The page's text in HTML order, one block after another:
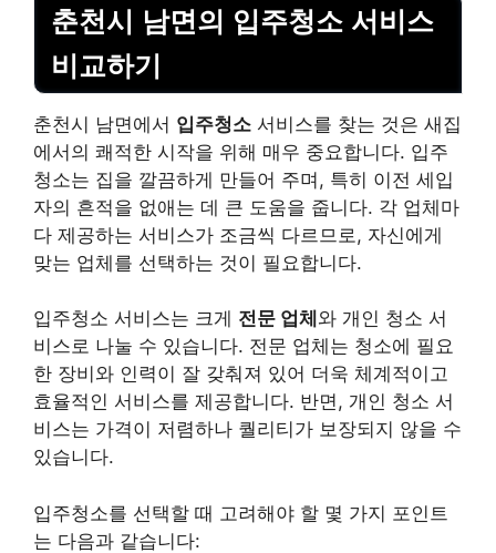
춘천시 남면의 입주청소 서비스
비교하기
춘천시 남면에서 입주청소 서비스를 찾는 것은 새집
에서의 쾌적한 시작을 위해 매우 중요합니다. 입주
청소는 집을 깔끔하게 만들어 주며, 특히 이전 세입
자의 흔적을 없애는 데 큰 도움을 줍니다. 각 업체마
다 제공하는 서비스가 조금씩 다르므로, 자신에게
맞는 업체를 선택하는 것이 필요합니다.
입주청소 서비스는 크게 전문 업체 와 개인 청소 서
비스로 나눌 수 있습니다. 전문 업체는 청소에 필요
한 장비와 인력이 잘 갖춰져 있어 더욱 체계적이고
효율적인 서비스를 제공합니다. 반면, 개인 청소 서
비스는 가격이 저렴하나 퀄리티가 보장되지 않을 수
있습니다.
입주청소를 선택할 때 고려해야 할 몇 가지 포인트
는 다음과 같습니다: